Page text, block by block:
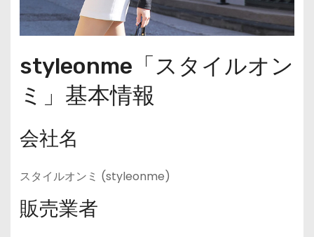
styleonme「スタイルオン
ミ」基本情報
会社名
スタイルオンミ (styleonme)
販売業者